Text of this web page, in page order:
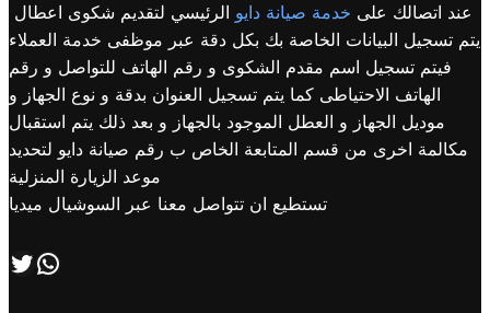
عند اتصالك على خدمة صيانة دايو الرئيسي لتقديم شكوى اعطال
يتم تسجيل البيانات الخاصة بك بكل دقة عبر موظفى خدمة العملاء
فيتم تسجيل اسم مقدم الشكوى و رقم الهاتف للتواصل و رقم
الهاتف الاحتياطى كما يتم تسجيل العنوان بدقة و نوع الجهاز و
موديل الجهاز و العطل الموجود بالجهاز و بعد ذلك يتم استقبال
مكالمة اخرى من قسم المتابعة الخاص ب رقم صيانة دايو لتحديد
موعد الزيارة المنزلية
تستطيع ان تتواصل معنا عبر السوشيال ميديا
تابعنا علي صفحة التويتر اتصل بنا علي طريق الوتساب